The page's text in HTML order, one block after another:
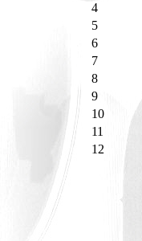
4
5
6
7
8
9
10
11
12